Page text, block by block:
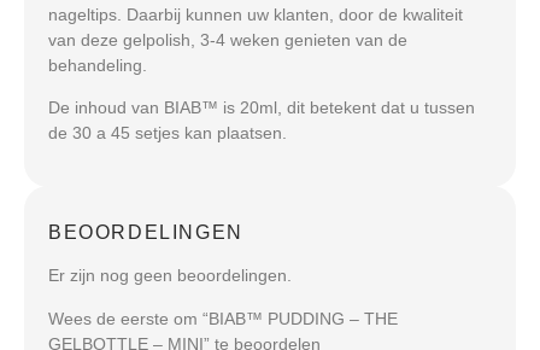
nageltips. Daarbij kunnen uw klanten, door de kwaliteit
van deze gelpolish, 3-4 weken genieten van de
behandeling.
De inhoud van BIAB™ is 20ml, dit betekent dat u tussen
de 30 a 45 setjes kan plaatsen.
BEOORDELINGEN
Er zijn nog geen beoordelingen.
Wees de eerste om “BIAB™ PUDDING – THE
GELBOTTLE – MINI” te beoordelen